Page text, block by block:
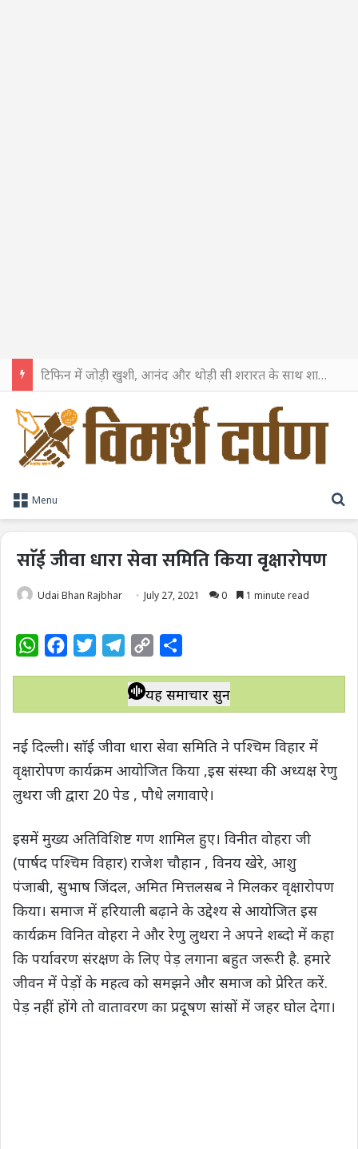
टिफिन में जोड़ी खुशी, आनंद और थोड़ी सी शरारत के साथ शाहरुख खान ने टिफिन बॉक्स को दी हैप्पी एंडिंग
Menu
साॅई जीवा धारा सेवा समिति किया वृक्षारोपण
Udai Bhan Rajbhar July 27, 2021 0 1 minute read
W
t
A
p
p
e
o
o
k
t
r
l
e
a
m
p
y
L
n
k
a
r
यह समाचार सुनें
नई दिल्ली। साॅई जीवा धारा सेवा समिति ने पश्चिम विहार में
वृक्षारोपण कार्यक्रम आयोजित किया ,इस संस्था की अध्यक्ष रेणु
लुथरा जी द्वारा 20 पेड , पौधे लगावाऐ।
इसमें मुख्य अतिविशिष्ट गण शामिल हुए। विनीत वोहरा जी
(पार्षद पश्चिम विहार) राजेश चौहान , विनय खेरे, आशु
पंजाबी, सुभाष जिंदल, अमित मित्तलसब ने मिलकर वृक्षारोपण
किया। समाज में हरियाली बढ़ाने के उद्देश्य से आयोजित इस
कार्यक्रम विनित वोहरा ने और रेणु लुथरा ने अपने शब्दो में कहा
कि पर्यावरण संरक्षण के लिए पेड़ लगाना बहुत जरूरी है. हमारे
जीवन में पेड़ों के महत्व को समझने और समाज को प्रेरित करें.
पेड़ नहीं होंगे तो वातावरण का प्रदूषण सांसों में जहर घोल देगा।